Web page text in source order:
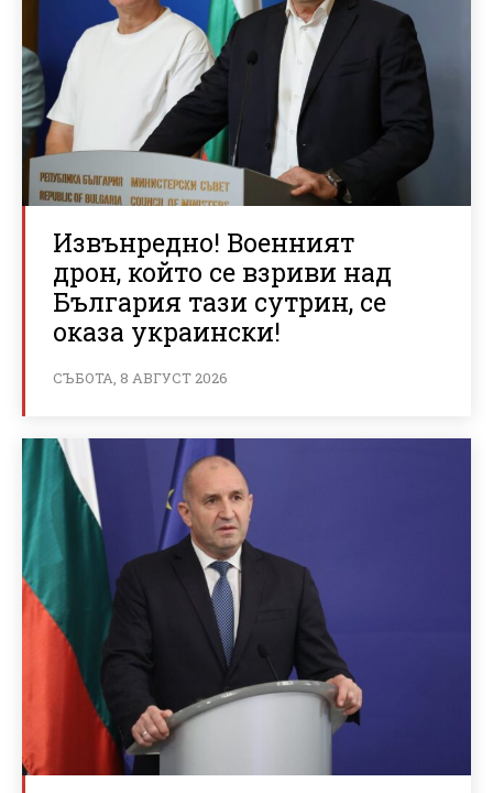
Извънредно! Военният
дрон, който се взриви над
България тази сутрин, се
оказа украински!
СЪБОТА, 8 АВГУСТ 2026